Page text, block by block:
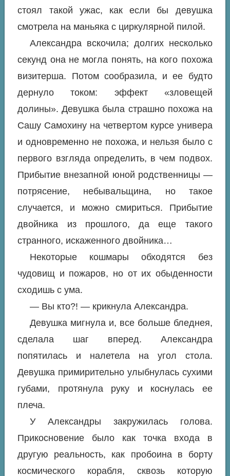
стоял такой ужас, как если бы девушка
смотрела на маньяка с циркулярной пилой.
Александра вскочила; долгих несколько
секунд она не могла понять, на кого похожа
визитерша. Потом сообразила, и ее будто
дернуло током: эффект «зловещей
долины». Девушка была страшно похожа на
Сашу Самохину на четвертом курсе универа
и одновременно не похожа, и нельзя было с
первого взгляда определить, в чем подвох.
Прибытие внезапной юной родственницы —
потрясение, небывальщина, но такое
случается, и можно смириться. Прибытие
двойника из прошлого, да еще такого
странного, искаженного двойника…
Некоторые кошмары обходятся без
чудовищ и пожаров, но от их обыденности
сходишь с ума.
— Вы кто?! — крикнула Александра.
Девушка мигнула и, все больше бледнея,
сделала шаг вперед. Александра
попятилась и налетела на угол стола.
Девушка примирительно улыбнулась сухими
губами, протянула руку и коснулась ее
плеча.
У Александры закружилась голова.
Прикосновение было как точка входа в
другую реальность, как пробоина в борту
космического корабля, сквозь которую